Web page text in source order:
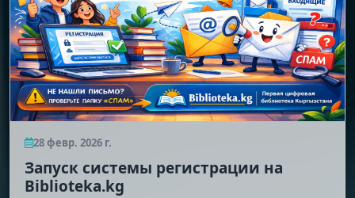
28 февр. 2026 г.
Запуск системы регистрации на
Biblioteka.kg